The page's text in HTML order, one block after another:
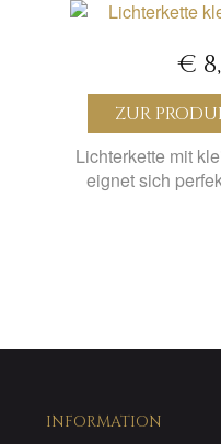
€
ZUR
Lichterkette mit
eignet sich
INFORMATION